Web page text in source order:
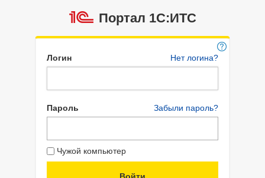
Портал 1C:ИТС
Логин Нет логина?
Пароль Забыли пароль?
Чужой компьютер